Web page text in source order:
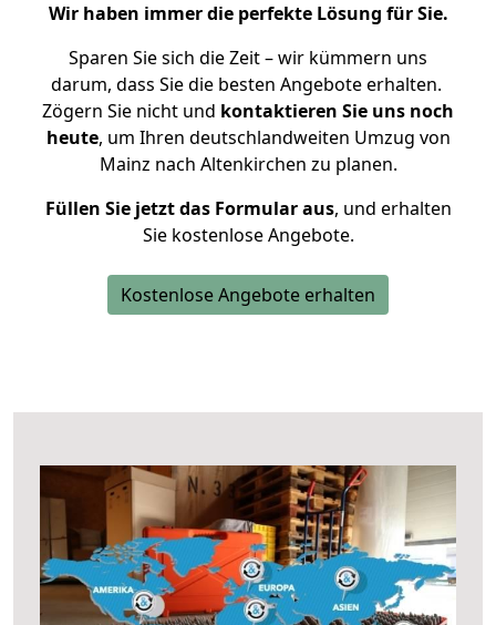
Wir haben immer die perfekte Lösung für Sie.
Sparen Sie sich die Zeit – wir kümmern uns
darum, dass Sie die besten Angebote erhalten.
Zögern Sie nicht und kontaktieren Sie uns noch
heute, um Ihren deutschlandweiten Umzug von
Mainz nach Altenkirchen zu planen.
Füllen Sie jetzt das Formular aus, und erhalten
Sie kostenlose Angebote.
Kostenlose Angebote erhalten